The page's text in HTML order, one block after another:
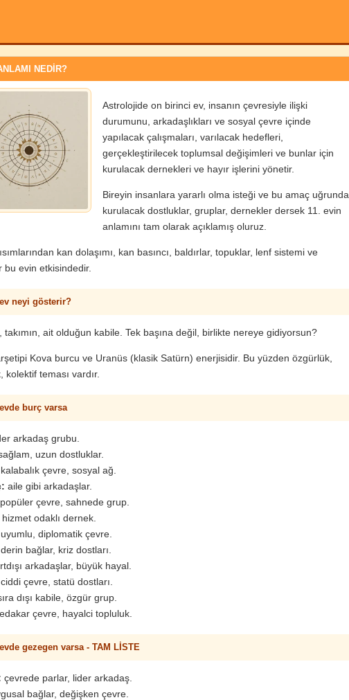
NEDİR?
Astrolojide on birinci ev, insanın çevresiyle ilişki
durumunu, arkadaşlıkları ve sosyal çevre içinde
yapılacak çalışmaları, varılacak hedefleri,
gerçekleştirilecek toplumsal değişimleri ve bunlar için
kurulacak dernekleri ve hayır işlerini yönetir.
Bireyin insanlara yararlı olma isteği ve bu amaç uğrunda
kurulacak dostluklar, gruplar, dernekler dersek 11. evin
anlamını tam olarak açıklamış oluruz.
kan dolaşımı, kan basıncı, baldırlar, topuklar, lenf sistemi ve
bu evin etkisindedir.
neyi gösterir?
takımın, ait olduğun kabile. Tek başına değil, birlikte nereye gidiyorsun?
Kova burcu ve Uranüs (klasik Satürn) enerjisidir. Bu yüzden özgürlük,
kolektif teması vardır.
burç varsa
arkadaş grubu.
uzun dostluklar.
kalabalık çevre, sosyal ağ.
aile gibi arkadaşlar.
popüler çevre, sahnede grup.
hizmet odaklı dernek.
uyumlu, diplomatik çevre.
derin bağlar, kriz dostları.
arkadaşlar, büyük hayal.
ciddi çevre, statü dostları.
dışı kabile, özgür grup.
çevre, hayalci topluluk.
gezegen varsa - TAM LİSTE
çevrede parlar, lider arkadaş.
bağlar, değişken çevre.